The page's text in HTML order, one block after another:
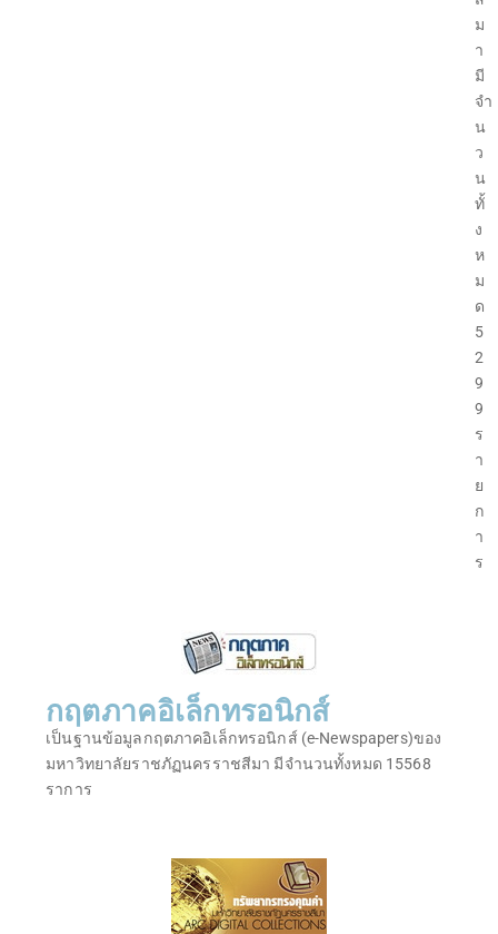
ม
า
มี
จำ
น
ว
น
ทั้
ง
ห
ม
ด
5
2
9
9
ร
า
ย
ก
า
ร
กฤตภาคอิเล็กทรอนิกส์
เป็นฐานข้อมูลกฤตภาคอิเล็กทรอนิกส์ (e-Newspapers)ของ
มหาวิทยาลัยราชภัฏนครราชสีมา มีจำนวนทั้งหมด 15568
ราการ